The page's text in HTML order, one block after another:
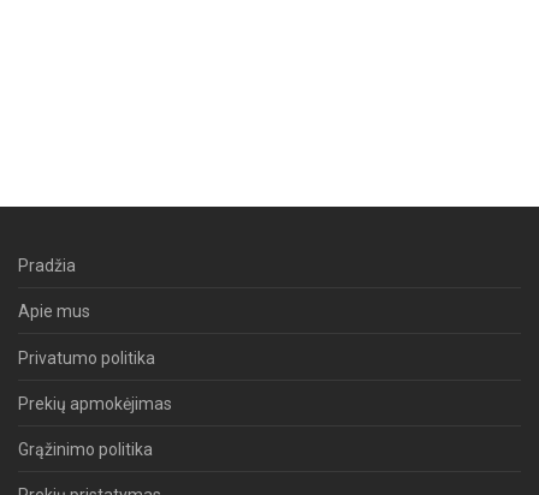
Pradžia
Apie mus
Privatumo politika
Prekių apmokėjimas
Grąžinimo politika